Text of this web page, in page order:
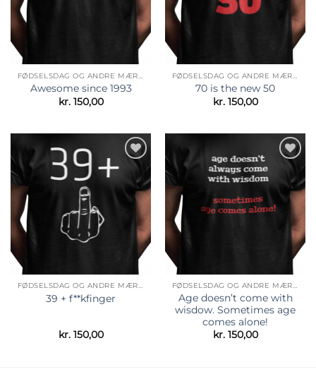
FØDSELSDAG OG ANDRE MÆRKEDAGE
Awesome since 1993
kr.150,00
FØDSELSDAG OG ANDRE MÆRKEDAGE
70 is the new 50
kr.150,00
Tilføj til
ønskeliste
FØDSELSDAG OG ANDRE MÆRKEDAGE
39 + f**kfinger
kr.150,00
Tilføj til
ønskeliste
FØDSELSDAG OG ANDRE MÆRKEDAGE
Age doesn’t come with
wisdow. Sometimes age
comes alone!
kr.150,00